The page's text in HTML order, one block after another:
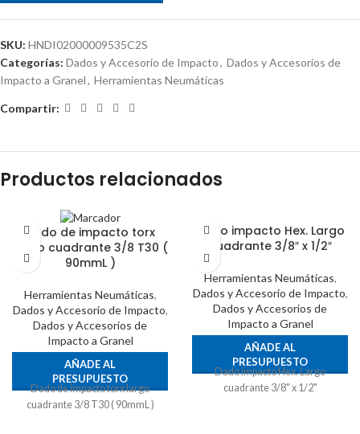
SKU: HNDI02000009535C2S
Categorías: Dados y Accesorio de Impacto, Dados y Accesorios de
Impacto a Granel, Herramientas Neumáticas
Compartir:
Productos relacionados
Dado de impacto torx
largo cuadrante 3/8 T30 (
90mmL )
Herramientas Neumáticas,
Dados y Accesorio de Impacto,
Dados y Accesorios de
Impacto a Granel
AÑADE AL
PRESUPUESTO
Dado de impacto torx largo
cuadrante 3/8 T30 ( 90mmL )
Dado impacto Hex. Largo
cuadrante 3/8″ x 1/2″
Herramientas Neumáticas,
Dados y Accesorio de Impacto,
Dados y Accesorios de
Impacto a Granel
AÑADE AL
PRESUPUESTO
Dado impacto Hex. Largo
cuadrante 3/8" x 1/2"